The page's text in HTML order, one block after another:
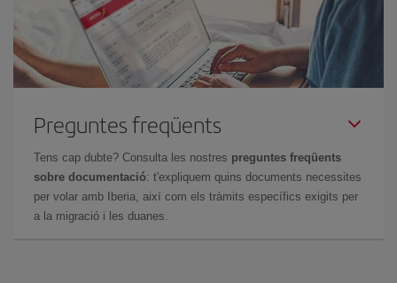
Preguntes freqüents
Tens cap dubte? Consulta les nostres preguntes freqüents
sobre documentació: t'expliquem quins documents necessites
per volar amb Iberia, així com els tràmits específics exigits per
a la migració i les duanes.